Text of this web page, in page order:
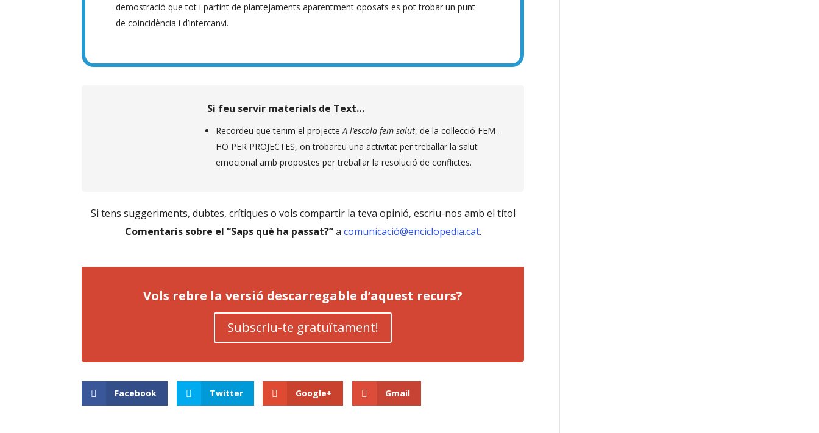
demostració que tot i partint de plantejaments aparentment oposats es pot trobar un punt
de coincidència i d’intercanvi.
Si feu servir materials de Text…
Recordeu que tenim el projecte A l’escola fem salut, de la col·lecció FEM-
HO PER PROJECTES, on trobareu una activitat per treballar la salut
emocional amb propostes per treballar la resolució de conflictes.
Si tens suggeriments, dubtes, crítiques o vols compartir la teva opinió, escriu-nos amb el títol
Comentaris sobre el “Saps què ha passat?”a comunicació@enciclopedia.cat.
Vols rebre la versió descarregable d’aquest recurs?
Subscriu-te gratuïtament!
Facebook Twitter Google+ Gmail